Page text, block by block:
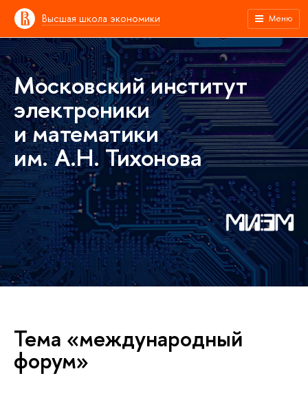
Высшая школа экономики Меню
Московский институт
электроники
и математики
им. А.Н. Тихонова
Тема «международный
форум»